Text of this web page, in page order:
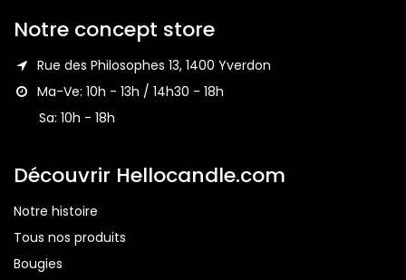
Découvrir Hellocandle.com
Notre histoire
Tous nos produits
Bougies
Notre concept store
Rue des Philosophes 13, 1400 Yverdon
Ma-Ve: 10h - 13h / 14h30 - 18h⁣⁣
Sa: 10h - 18h⁣⁣